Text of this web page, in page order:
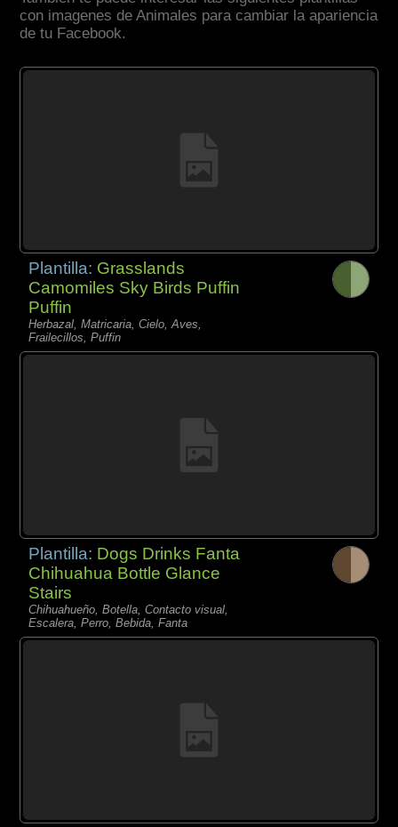
con imagenes de Animales para cambiar la apariencia
de tu Facebook.
Plantilla: Grasslands
Camomiles Sky Birds Puffin
Puffin
Herbazal, Matricaria, Cielo, Aves,
Frailecillos, Puffin
Plantilla: Dogs Drinks Fanta
Chihuahua Bottle Glance
Stairs
Chihuahueño, Botella, Contacto visual,
Escalera, Perro, Bebida, Fanta